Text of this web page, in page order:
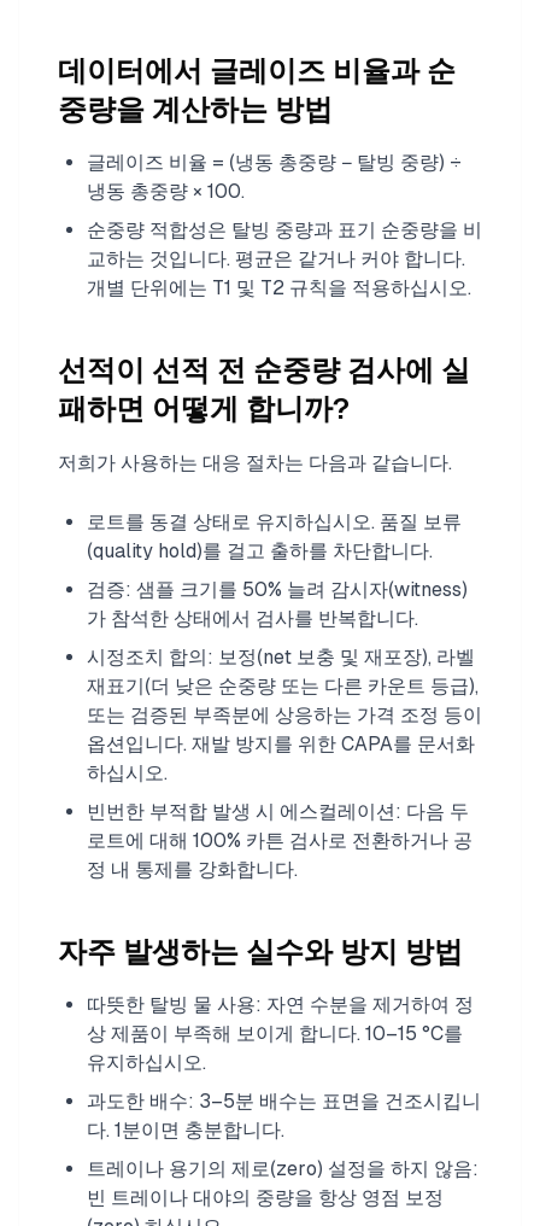
데이터에서 글레이즈 비율과 순
중량을 계산하는 방법
글레이즈 비율 = (냉동 총중량 − 탈빙 중량) ÷
냉동 총중량 × 100.
순중량 적합성은 탈빙 중량과 표기 순중량을 비
교하는 것입니다. 평균은 같거나 커야 합니다.
개별 단위에는 T1 및 T2 규칙을 적용하십시오.
선적이 선적 전 순중량 검사에 실
패하면 어떻게 합니까?
저희가 사용하는 대응 절차는 다음과 같습니다.
로트를 동결 상태로 유지하십시오. 품질 보류
(quality hold)를 걸고 출하를 차단합니다.
검증: 샘플 크기를 50% 늘려 감시자(witness)
가 참석한 상태에서 검사를 반복합니다.
시정조치 합의: 보정(net 보충 및 재포장), 라벨
재표기(더 낮은 순중량 또는 다른 카운트 등급),
또는 검증된 부족분에 상응하는 가격 조정 등이
옵션입니다. 재발 방지를 위한 CAPA를 문서화
하십시오.
빈번한 부적합 발생 시 에스컬레이션: 다음 두
로트에 대해 100% 카튼 검사로 전환하거나 공
정 내 통제를 강화합니다.
자주 발생하는 실수와 방지 방법
따뜻한 탈빙 물 사용: 자연 수분을 제거하여 정
상 제품이 부족해 보이게 합니다. 10–15 °C를
유지하십시오.
과도한 배수: 3–5분 배수는 표면을 건조시킵니
다. 1분이면 충분합니다.
트레이나 용기의 제로(zero) 설정을 하지 않음:
빈 트레이나 대야의 중량을 항상 영점 보정